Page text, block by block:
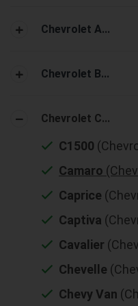
Chevrolet A...
Chevrolet B...
Chevrolet C...
C1500
Camaro
Caprice
Captiva
Cavalier
Chevelle
Chevy Van